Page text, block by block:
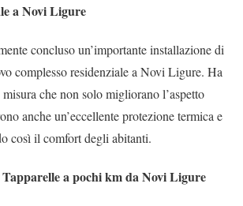
a Novi Ligure
concluso un’importante installazione di
complesso residenziale a Novi Ligure. Ha
che non solo migliorano l’aspetto
anche un’eccellente protezione termica e
così il comfort degli abitanti.
a pochi km da Novi Ligure